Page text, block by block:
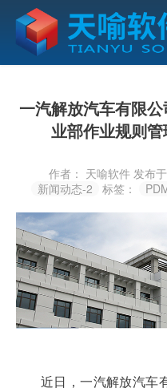
一汽解放汽车有限
业部作业规则
作者： 天喻软件 发布
新闻动态-2
标签：
近日，一汽解放汽车